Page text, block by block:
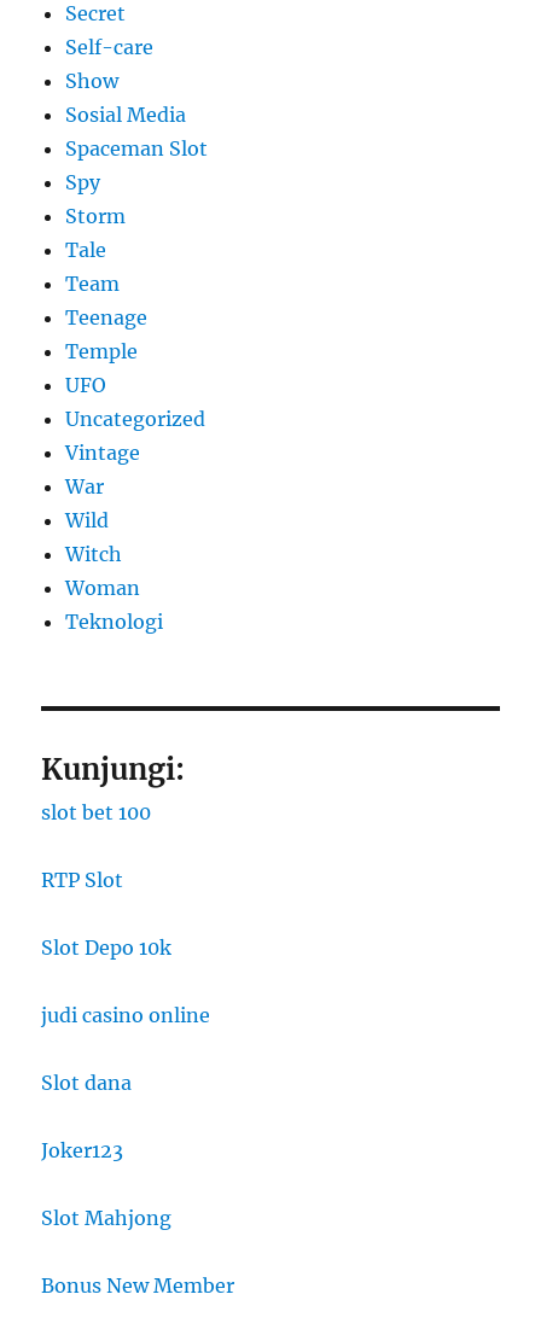
Secret
Self-care
Show
Sosial Media
Spaceman Slot
Spy
Storm
Tale
Team
Teenage
Temple
UFO
Uncategorized
Vintage
War
Wild
Witch
Woman
​Teknologi
Kunjungi:
slot bet 100
RTP Slot
Slot Depo 10k
judi casino online
Slot dana
Joker123
Slot Mahjong
Bonus New Member